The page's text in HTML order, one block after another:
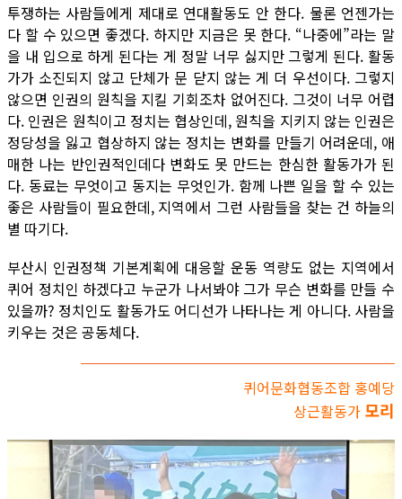
투쟁하는 사람들에게 제대로 연대활동도 안 한다. 물론 언젠가는
다 할 수 있으면 좋겠다. 하지만 지금은 못 한다. “나중에”라는 말
을 내 입으로 하게 된다는 게 정말 너무 싫지만 그렇게 된다. 활동
가가 소진되지 않고 단체가 문 닫지 않는 게 더 우선이다. 그렇지
않으면 인권의 원칙을 지킬 기회조차 없어진다. 그것이 너무 어렵
다. 인권은 원칙이고 정치는 협상인데, 원칙을 지키지 않는 인권은
정당성을 잃고 협상하지 않는 정치는 변화를 만들기 어려운데, 애
매한 나는 반인권적인데다 변화도 못 만드는 한심한 활동가가 된
다. 동료는 무엇이고 동지는 무엇인가. 함께 나쁜 일을 할 수 있는
좋은 사람들이 필요한데, 지역에서 그런 사람들을 찾는 건 하늘의
별 따기다.
부산시 인권정책 기본계획에 대응할 운동 역량도 없는 지역에서
퀴어 정치인 하겠다고 누군가 나서봐야 그가 무슨 변화를 만들 수
있을까? 정치인도 활동가도 어디선가 나타나는 게 아니다. 사람을
키우는 것은 공동체다.
퀴어문화협동조합 홍예당
상근활동가 모리